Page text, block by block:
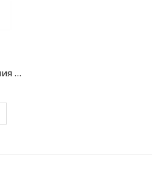
Футболка Sebring копия винтажной афиши Porsche